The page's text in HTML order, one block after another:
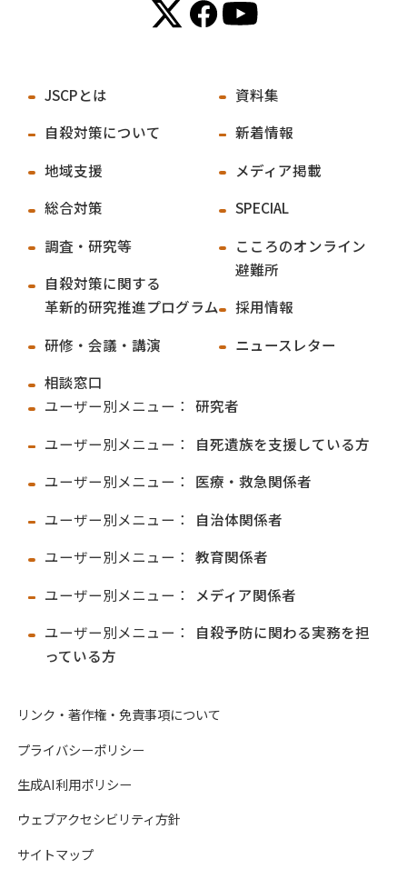
JSCPとは
自殺対策について
地域支援
総合対策
調査・研究等
自殺対策に関する
革新的研究推進プログラム
研修・会議・講演
相談窓口
資料集
新着情報
メディア掲載
SPECIAL
こころのオンライン
避難所
採用情報
ニュースレター
ユーザー別メニュー： 研究者
ユーザー別メニュー：
自死遺族を支援している方
ユーザー別メニュー：
医療・救急関係者
ユーザー別メニュー：
自治体関係者
ユーザー別メニュー： 教育関係者
ユーザー別メニュー：
メディア関係者
ユーザー別メニュー：
自殺予防に関わる実務を担
っている方
リンク・著作権・免責事項について
プライバシーポリシー
生成AI利用ポリシー
ウェブアクセシビリティ方針
サイトマップ